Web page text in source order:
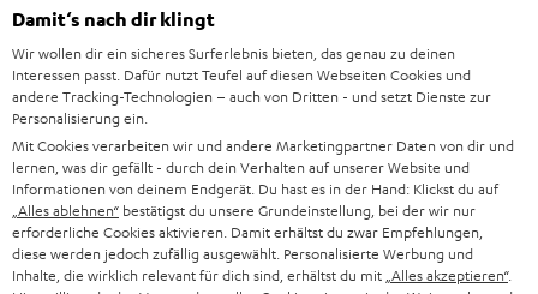
d
u
n
g
SOUNDBAR
HIFI-LAUTSPRECHER
SMART HOME
BLUETOOTH-LAUTSPRECHER
KOPFHÖRER
SUPPORT
KARRIERE
PRESSE & MARKETING
GESCHÄFTSKUNDEN
PARTNERPROGRAMM
BLOG
Teufel Onlineshops
DEUTSCHLAND
ÖSTERREICH
SCHWEIZ
NIEDERLANDE
Damit‘s nach dir klingt
Wir wollen dir ein sicheres Surferlebnis bieten, das genau zu deinen
Interessen passt. Dafür nutzt Teufel auf diesen Webseiten Cookies und
andere Tracking-Technologien – auch von Dritten - und setzt Dienste zur
Personalisierung ein.
Mit Cookies verarbeiten wir und andere Marketingpartner Daten von dir und
lernen, was dir gefällt - durch dein Verhalten auf unserer Website und
Informationen von deinem Endgerät. Du hast es in der Hand: Klickst du auf
„Alles ablehnen“ bestätigst du unsere Grundeinstellung, bei der wir nur
erforderliche Cookies aktivieren. Damit erhältst du zwar Empfehlungen,
diese werden jedoch zufällig ausgewählt. Personalisierte Werbung und
Inhalte, die wirklich relevant für dich sind, erhältst du mit „Alles akzeptieren“.